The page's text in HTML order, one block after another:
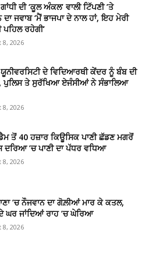
ਦੀ ‘ਕੂਲ ਅੰਕਲ’ ਵਾਲੀ ਟਿੱਪਣੀ ’ਤੇ
ਜਵਾਬ ‘ਮੈਂ ਭਾਜਪਾ ਦੇ ਨਾਲ ਹਾਂ, ਇਹ ਮੇਰੀ
ਪਹਿਲ ਰਹੇਗੀ’
8, 2026
ਦੇ ਵਿਦਿਆਰਥੀ ਕੇਂਦਰ ਨੂੰ ਬੰਬ ਦੀ
ਪੁਲਿਸ ਤੇ ਸੁਰੱਖਿਆ ਏਜੰਸੀਆਂ ਨੇ ਸੰਭਾਲਿਆ
8, 2026
ਤੋਂ 40 ਹਜ਼ਾਰ ਕਿਊਸਿਕ ਪਾਣੀ ਛੱਡਣ ਮਗਰੋਂ
ਦਰਿਆ ’ਚ ਪਾਣੀ ਦਾ ਪੱਧਰ ਵਧਿਆ
8, 2026
’ਚ ਨੌਜਵਾਨ ਦਾ ਗੋਲ਼ੀਆਂ ਮਾਰ ਕੇ ਕਤਲ,
ਘਰ ਜਾਂਦਿਆਂ ਰਾਹ ’ਚ ਘੇਰਿਆ
8, 2026